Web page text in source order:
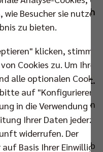
in das Goldene Buch
dabei ebenso
und Sport, Iris
Die feierliche
und
der besonderen Art.
Kai Wegner die Berlin
Saal des Roten
Deutschen
zuteilwurde. Dabei gab
Besucher sie nutzen,
zu bieten.
klicken, stimmen
Cookies zu. Um Ihre
alle optionalen Cookies
auf "Konfigurieren".
in die Verwendung
Ihrer Daten
widerrufen. Der
Basis Ihrer